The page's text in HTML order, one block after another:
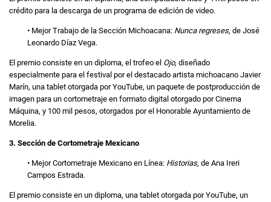
crédito para la descarga de un programa de edición de video.
• Mejor Trabajo de la Sección Michoacana: Nunca regreses, de José
Leonardo Díaz Vega.
El premio consiste en un diploma, el trofeo el Ojo, diseñado
especialmente para el festival por el destacado artista michoacano Javier
Marín, una tablet otorgada por YouTube, un paquete de postproducción de
imagen para un cortometraje en formato digital otorgado por Cinema
Máquina, y 100 mil pesos, otorgados por el Honorable Ayuntamiento de
Morelia.
3. Sección de Cortometraje Mexicano
• Mejor Cortometraje Mexicano en Línea: Historias, de Ana Ireri
Campos Estrada.
El premio consiste en un diploma, una tablet otorgada por YouTube, un